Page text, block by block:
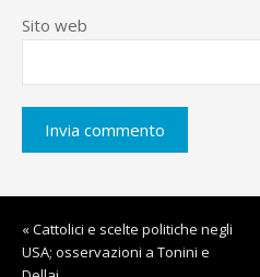
Sito web
« Cattolici e scelte politiche negli
USA; osservazioni a Tonini e